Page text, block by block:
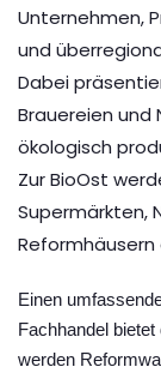
Unternehmen,
und
Dabei
Brauereien
ökologisch
Zur BioOst
Supermärkten,
Einen
Fachhandel
werden